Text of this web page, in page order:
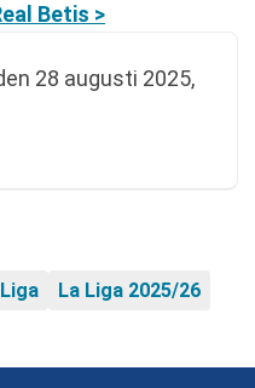
Betis >
28 augusti 2025,
La Liga 2025/26